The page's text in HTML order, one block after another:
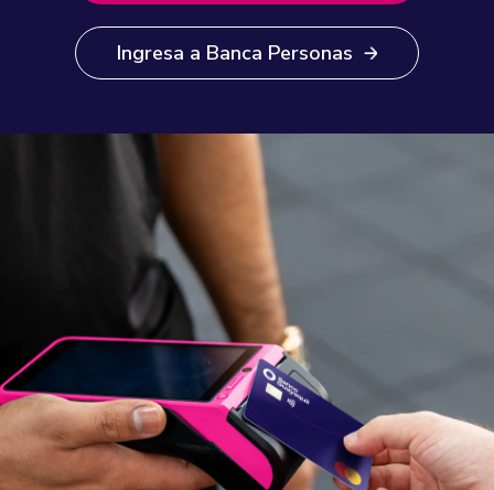
Ingresa a Banca Personas